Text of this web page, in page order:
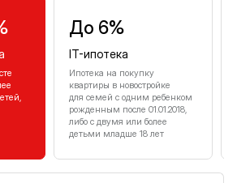
До 6%
IT-ипотека
Ипотека на покупку
квартиры в новостройке
для семей с одним ребенком
рожденным после 01.01.2018,
либо с двумя или более
детьми младше 18 лет